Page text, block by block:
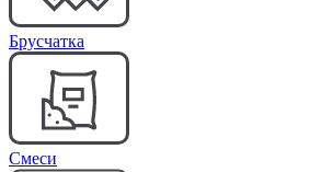
Брусчатка
Cмеси